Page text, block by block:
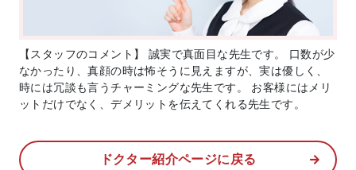
【スタッフのコメント】 誠実で真面目な先生です。 口数が少
なかったり、真顔の時は怖そうに見えますが、実は優しく、
時には冗談も言うチャーミングな先生です。 お客様にはメリ
ットだけでなく、デメリットを伝えてくれる先生です。
ドクター紹介ページに戻る